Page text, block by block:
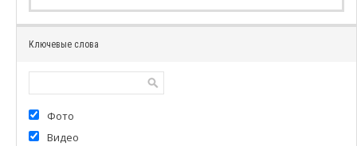
Ключевые слова
Фото
Видео